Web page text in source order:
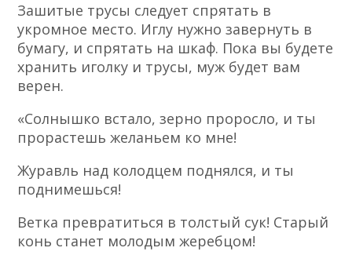
Зашитые трусы следует спрятать в
укромное место. Иглу нужно завернуть в
бумагу, и спрятать на шкаф. Пока вы будете
хранить иголку и трусы, муж будет вам
верен.
«Солнышко встало, зерно проросло, и ты
прорастешь желаньем ко мне!
Журавль над колодцем поднялся, и ты
поднимешься!
Ветка превратиться в толстый сук! Старый
конь станет молодым жеребцом!